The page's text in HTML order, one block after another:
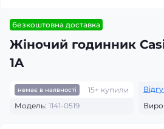
безкоштовна доставка
Жіночий годинник
1A
немає в наявності 15+ купили
Модель: 1141-0519